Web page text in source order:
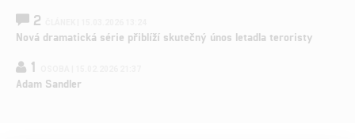
2
Nová dramatická série přiblíží skutečný únos letadla teroristy
1
Adam Sandler